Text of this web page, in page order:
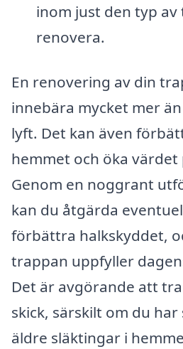
inom just den typ
renovera.
En renovering av din
innebära mycket mer
lyft. Det kan även
hemmet och öka
Genom en noggrant
kan du åtgärda
förbättra halkskyddet,
trappan uppfyller
Det är avgörande att
skick, särskilt om du
äldre släktingar i